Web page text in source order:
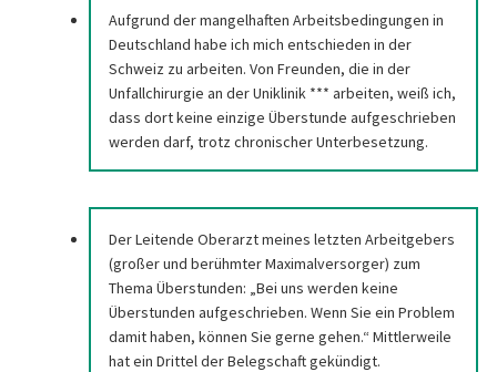
Aufgrund der mangelhaften Arbeitsbedingungen in
Deutschland habe ich mich entschieden in der
Schweiz zu arbeiten. Von Freunden, die in der
Unfallchirurgie an der Uniklinik *** arbeiten, weiß ich,
dass dort keine einzige Überstunde aufgeschrieben
werden darf, trotz chronischer Unterbesetzung.
Der Leitende Oberarzt meines letzten Arbeitgebers
(großer und berühmter Maximalversorger) zum
Thema Überstunden: „Bei uns werden keine
Überstunden aufgeschrieben. Wenn Sie ein Problem
damit haben, können Sie gerne gehen.“ Mittlerweile
hat ein Drittel der Belegschaft gekündigt.